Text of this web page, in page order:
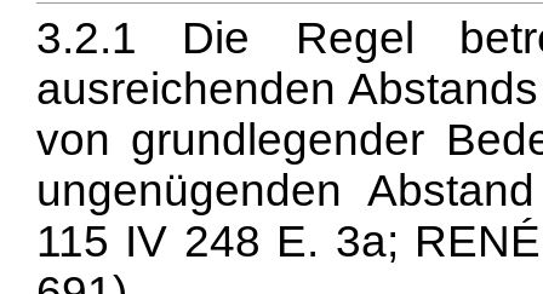
3.2.1 Die Regel
ausreichenden
von grundlegender
ungenügenden
115 IV 248 E. 3a;